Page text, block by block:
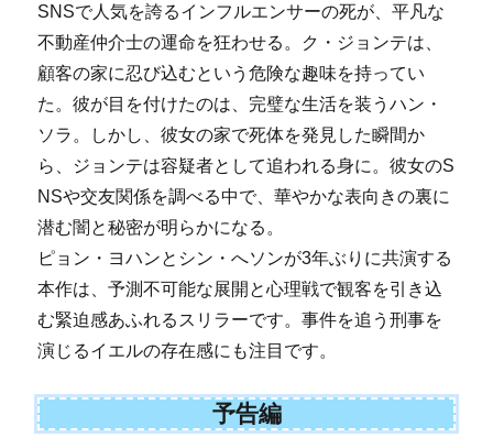
SNSで人気を誇るインフルエンサーの死が、平凡な
不動産仲介士の運命を狂わせる。ク・ジョンテは、
顧客の家に忍び込むという危険な趣味を持ってい
た。彼が目を付けたのは、完璧な生活を装うハン・
ソラ。しかし、彼女の家で死体を発見した瞬間か
ら、ジョンテは容疑者として追われる身に。彼女のS
NSや交友関係を調べる中で、華やかな表向きの裏に
潜む闇と秘密が明らかになる。
ピョン・ヨハンとシン・へソンが3年ぶりに共演する
本作は、予測不可能な展開と心理戦で観客を引き込
む緊迫感あふれるスリラーです。事件を追う刑事を
演じるイエルの存在感にも注目です。
予告編